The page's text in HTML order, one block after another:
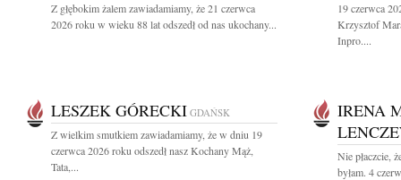
Z głębokim żalem zawiadamiamy, że 21 czerwca
2026 roku w wieku 88 lat odszedł od nas ukochany...
19 czerwca
Krzysztof
Inpro....
LESZEK GÓRECKI GDAŃSK
Z wielkim smutkiem zawiadamiamy, że w dniu 19
czerwca 2026 roku odszedł nasz Kochany Mąż,
Tata,...
IRENA
Nie płaczcie,
byłam. 4